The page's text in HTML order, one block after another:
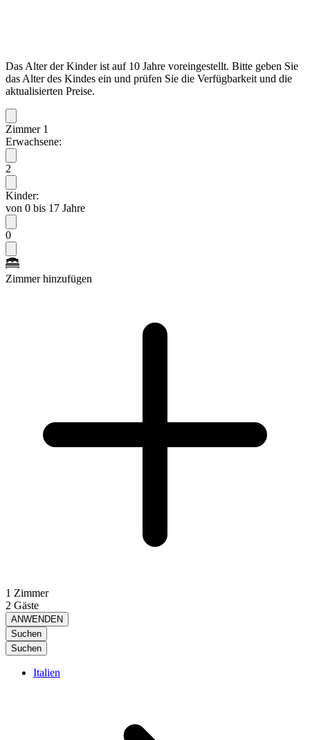
Das Alter der Kinder ist auf 10 Jahre voreingestellt. Bitte geben Sie
das Alter des Kindes ein und prüfen Sie die Verfügbarkeit und die
aktualisierten Preise.
Zimmer 1
Erwachsene:
2
Kinder:
von 0 bis 17 Jahre
0
Zimmer hinzufügen
1 Zimmer
2 Gäste
ANWENDEN
Suchen
Suchen
Italien